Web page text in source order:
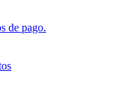
de pago.